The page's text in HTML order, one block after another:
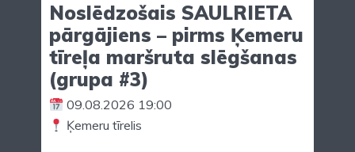
Noslēdzošais SAULRIETA
pārgājiens – pirms Ķemeru
tīreļa maršruta slēgšanas
(grupa #3)
09.08.2026 19:00
Ķemeru tīrelis